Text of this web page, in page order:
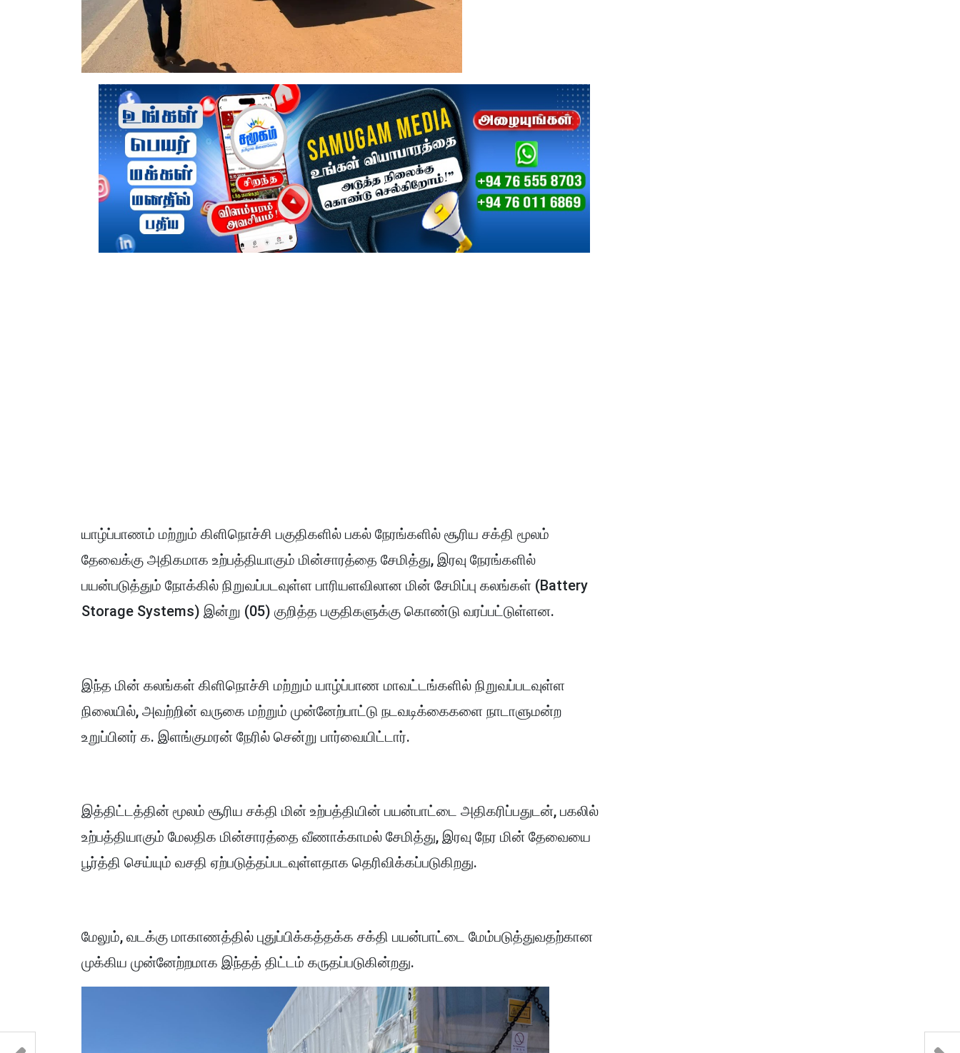
யாழ்ப்பாணம் மற்றும் கிளிநொச்சி பகுதிகளில் பகல் நேரங்களில் சூரிய சக்தி மூலம்
தேவைக்கு அதிகமாக உற்பத்தியாகும் மின்சாரத்தை சேமித்து, இரவு நேரங்களில்
பயன்படுத்தும் நோக்கில் நிறுவப்படவுள்ள பாரியளவிலான மின் சேமிப்பு கலங்கள் (Battery
Storage Systems) இன்று (05) குறித்த பகுதிகளுக்கு கொண்டு வரப்பட்டுள்ளன.
இந்த மின் கலங்கள் கிளிநொச்சி மற்றும் யாழ்ப்பாண மாவட்டங்களில் நிறுவப்படவுள்ள
நிலையில், அவற்றின் வருகை மற்றும் முன்னேற்பாட்டு நடவடிக்கைகளை நாடாளுமன்ற
உறுப்பினர் க. இளங்குமரன் நேரில் சென்று பார்வையிட்டார்.
இத்திட்டத்தின் மூலம் சூரிய சக்தி மின் உற்பத்தியின் பயன்பாட்டை அதிகரிப்பதுடன், பகலில்
உற்பத்தியாகும் மேலதிக மின்சாரத்தை வீணாக்காமல் சேமித்து, இரவு நேர மின் தேவையை
பூர்த்தி செய்யும் வசதி ஏற்படுத்தப்படவுள்ளதாக தெரிவிக்கப்படுகிறது.
மேலும், வடக்கு மாகாணத்தில் புதுப்பிக்கத்தக்க சக்தி பயன்பாட்டை மேம்படுத்துவதற்கான
முக்கிய முன்னேற்றமாக இந்தத் திட்டம் கருதப்படுகின்றது.